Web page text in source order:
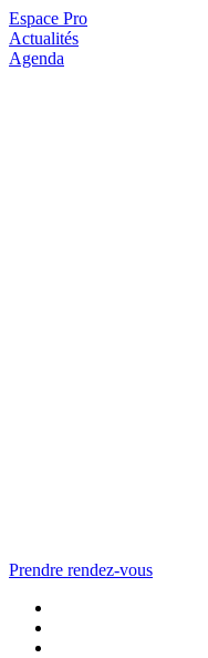
Espace Pro
Actualités
Agenda
Prendre rendez-vous